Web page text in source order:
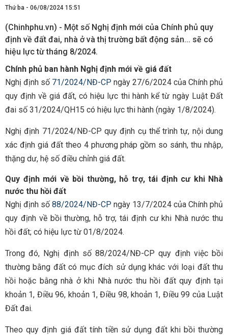
Thứ ba - 06/08/2024 15:51
(Chinhphu.vn) - Một số Nghị định mới của Chính phủ quy
định về đất đai, nhà ở và thị trường bất động sản... sẽ có
hiệu lực từ tháng 8/2024.
Chính phủ ban hành Nghị định mới về giá đất
Nghị định số 71/2024/NĐ-CP ngày 27/6/2024 của Chính phủ
quy định về giá đất, có hiệu lực thi hành kể từ ngày Luật Đất
đai số 31/2024/QH15 có hiệu lực thi hành (ngày 1/8/2024).
Nghị định 71/2024/NĐ-CP quy định cụ thể trình tự, nội dung
xác định giá đất theo 4 phương pháp gồm so sánh, thu nhập,
thặng dư, hệ số điều chỉnh giá đất.
Quy định mới về bồi thường, hỗ trợ, tái định cư khi Nhà
nước thu hồi đất
Nghị định số 88/2024/NĐ-CP ngày 13/7/2024 của Chính phủ
quy định về bồi thường, hỗ trợ, tái định cư khi Nhà nước thu
hồi đất; có hiệu lực từ 01/8/2024.
Trong đó, Nghị định số 88/2024/NĐ-CP quy định việc bồi
thường bằng đất có mục đích sử dụng khác với loại đất thu
hồi hoặc bằng nhà ở khi Nhà nước thu hồi đất quy định tại
khoản 1, Điều 96, khoản 1, Điều 98, khoản 1, Điều 99 của Luật
Đất đai.
Theo quy định giá đất tính tiền sử dụng đất khi bồi thường